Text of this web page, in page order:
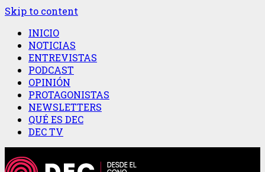
Skip to content
INICIO
NOTICIAS
ENTREVISTAS
PODCAST
OPINIÓN
PROTAGONISTAS
NEWSLETTERS
QUÉ ES DEC
DEC TV